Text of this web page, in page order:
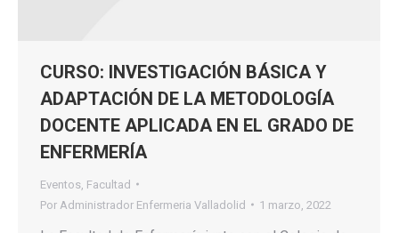
CURSO: INVESTIGACIÓN BÁSICA Y
ADAPTACIÓN DE LA METODOLOGÍA
DOCENTE APLICADA EN EL GRADO DE
ENFERMERÍA
Eventos Facultad
Por Administrador Enfermeria Valladolid 1 marzo, 2022